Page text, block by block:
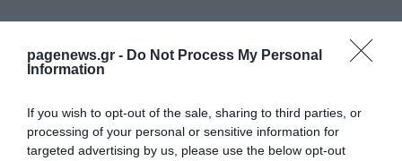
pagenews.gr - Do Not Process My Personal
Information
If you wish to opt-out of the sale, sharing to third parties, or
processing of your personal or sensitive information for
targeted advertising by us, please use the below opt-out